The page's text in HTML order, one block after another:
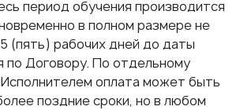
период обучения производится
в полном размере не
(пять) рабочих дней до даты
по Договору. По отдельному
оплата может быть
поздние сроки, но в любом